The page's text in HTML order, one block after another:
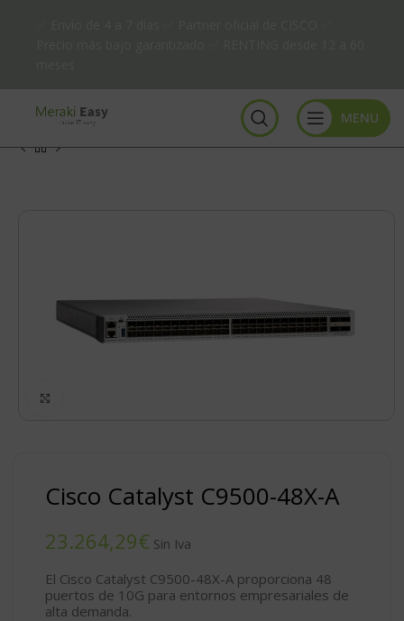
MENU
Cisco Catalyst C9500-48X-A
€
El Cisco Catalyst C9500-48X-A proporciona 48
puertos de 10G para entornos empresariales de
alta demanda.